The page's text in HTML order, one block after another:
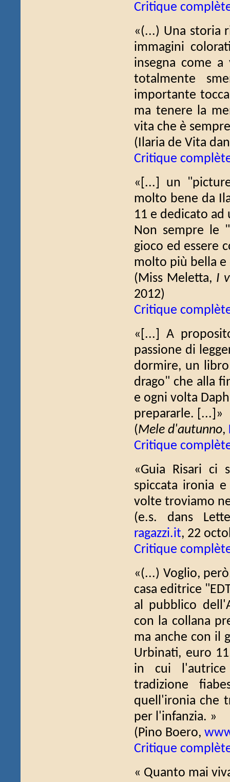
Critique
«(...) Una storia
immagini
insegna come
totalmente
importante
ma tenere la
vita che è
(Ilaria de Vita
Critique
«[...] un
molto bene da
11 e dedicato
Non sempre le
gioco ed essere
molto più bella e
(Miss Meletta, I
2012)
Critique
«[...] A
passione di
dormire, un
drago" che alla
e ogni volta
prepararle. [...]»
(Mele d'autunno,
Critique
«Guia Risari ci
spiccata ironia
volte troviamo
(e.s. dans
ragazzi.it, 22
Critique
«(...) Voglio,
casa editrice
al pubblico
con la collana
ma anche con il
Urbinati, euro
in cui l'autrice
tradizione
quell'ironia che
per l'infanzia. »
(Pino Boero,
Critique
« Quanto mai